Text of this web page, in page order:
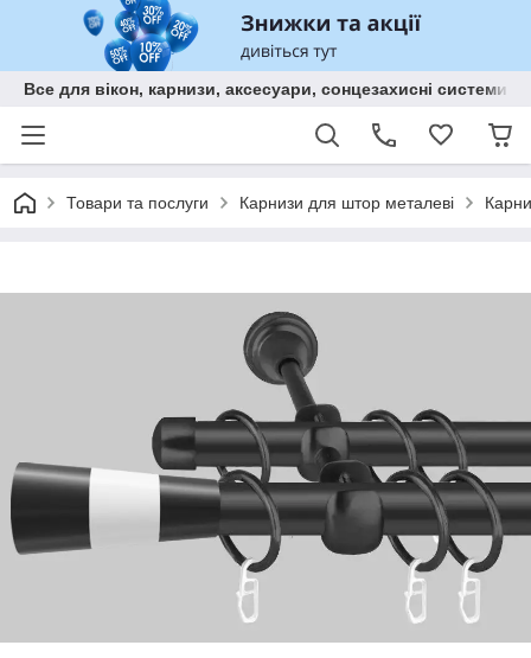
Все для вікон, карнизи, аксесуари, сонцезахисні
Товари та послуги Карнизи для штор металеві